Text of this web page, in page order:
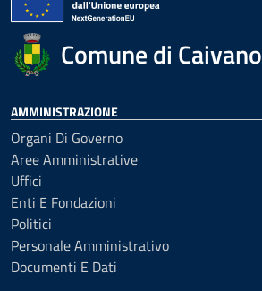
Comune di Caivano
AMMINISTRAZIONE
Organi Di Governo
Aree Amministrative
Uffici
Enti E Fondazioni
Politici
Personale Amministrativo
Documenti E Dati